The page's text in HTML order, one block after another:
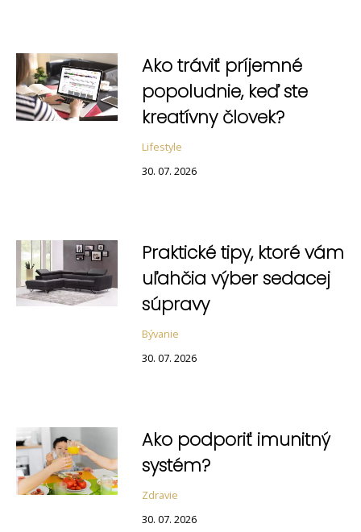
Ako tráviť príjemné
popoludnie, keď ste
kreatívny človek?
Lifestyle
30. 07. 2026
Praktické tipy, ktoré vám
uľahčia výber sedacej
súpravy
Bývanie
30. 07. 2026
Ako podporiť imunitný
systém?
Zdravie
30. 07. 2026